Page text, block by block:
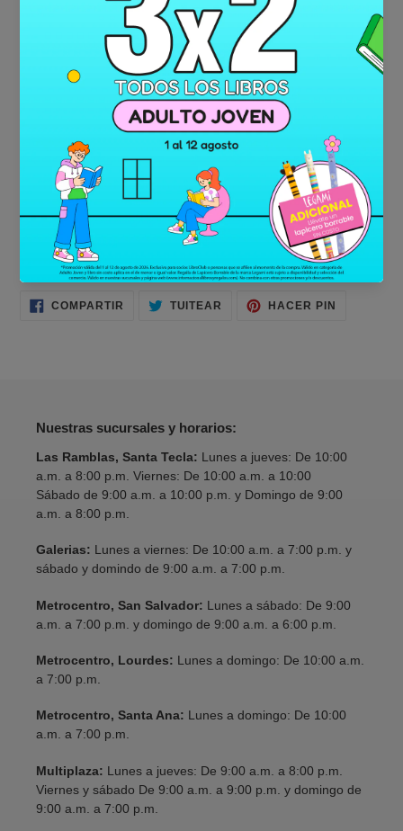
la ciencia y la agricultura, y de por qué no debemos dar nada
Barack Obama
«Recomendaría este libro a cualquier persona interesada en
una historia de la humanidad a la vez entretenida y desafiante
[...] No se puede dejar de leer.»
Bill Gates
«Un libro que invita a la reflexión.»
Mark Zuckerberg
«Por fin alguien ha escrito un libro como este.»
Sebastian Junger
COMPARTIR COMPARTIRTUITEAR TUITEARHACER PIN
Nuestras sucursales y horarios:
Las Ramblas, Santa Tecla: Lunes a jueves: De 10:00
a.m. a 8:00 p.m. Viernes: De 10:00 a.m. a 10:00
Sábado de 9:00 a.m. a 10:00 p.m. y Domingo de 9:00
a.m. a 8:00 p.m.
Galerias: Lunes a viernes: De 10:00 a.m. a 7:00 p.m. y
sábado y domindo de 9:00 a.m. a 7:00 p.m.
Metrocentro, San Salvador: Lunes a sábado: De 9:00
a.m. a 7:00 p.m. y domingo de 9:00 a.m. a 6:00 p.m.
Metrocentro, Lourdes: Lunes a domingo: De 10:00 a.m.
a 7:00 p.m.
Metrocentro, Santa Ana: Lunes a domingo: De 10:00
a.m. a 7:00 p.m.
Multiplaza: Lunes a jueves: De 9:00 a.m. a 8:00 p.m.
Viernes y sábado De 9:00 a.m. a 9:00 p.m. y domingo de
9:00 a.m. a 7:00 p.m.